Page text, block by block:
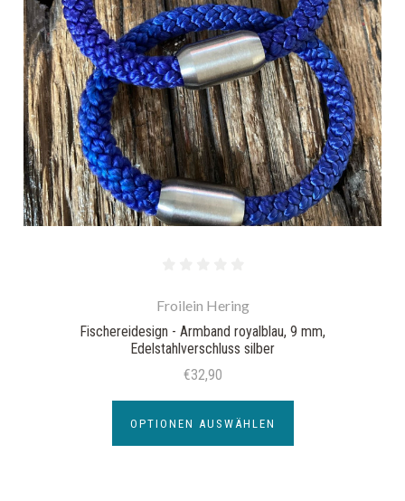
Froilein Hering
Fischereidesign - Armband royalblau, 9 mm,
Edelstahlverschluss silber
€32,90
OPTIONEN AUSWÄHLEN